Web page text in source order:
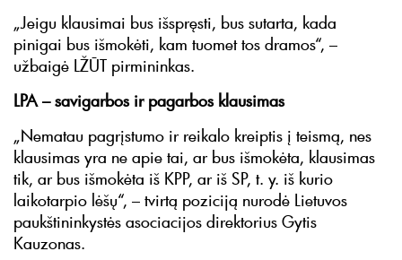
„Jeigu klausimai bus išspręsti, bus sutarta, kada
pinigai bus išmokėti, kam tuomet tos dramos“, –
užbaigė LŽŪT pirmininkas.
LPA – savigarbos ir pagarbos klausimas
„Nematau pagrįstumo ir reikalo kreiptis į teismą, nes
klausimas yra ne apie tai, ar bus išmokėta, klausimas
tik, ar bus išmokėta iš KPP, ar iš SP, t. y. iš kurio
laikotarpio lėšų“, – tvirtą poziciją nurodė Lietuvos
paukštininkystės asociacijos direktorius Gytis
Kauzonas.